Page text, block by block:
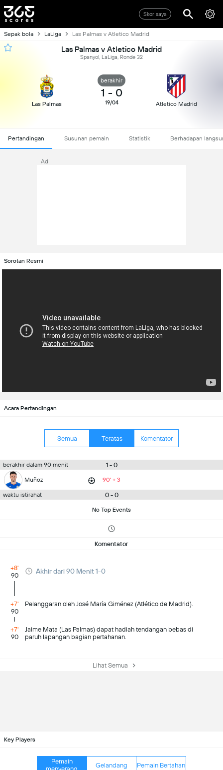
Skor saya
Sepak bola LaLiga Las Palmas v Atletico Madrid
Las Palmas v Atletico Madrid
Spanyol, LaLiga, Ronde 32
Las Palmas
berakhir
1 - 0
19/04 Atletico Madrid
Pertandingan Susunan pemain Statistik Berhadapan
Ad
Sorotan Resmi
Acara Pertandingan
Semua Teratas Komentator
berakhir dalam 90 menit 1 - 0
Muñoz 90' + 3
waktu istirahat 0 - 0
No Top Events
Komentator
+8'
90
Akhir dari 90 Menit 1-0
+7'
90
Pelanggaran oleh José María Giménez (Atlético de Madrid).
+7'
90
Jaime Mata (Las Palmas) dapat hadiah tendangan bebas di
paruh lapangan bagian pertahanan.
Lihat Semua
Key Players
Pemain
Gelandang Pemain Bertahan